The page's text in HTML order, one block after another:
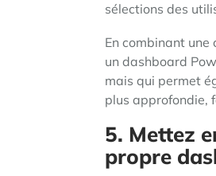
sélections des
En combinant
un dashboard
mais qui permet
plus approfondie,
5. Mettez
propre